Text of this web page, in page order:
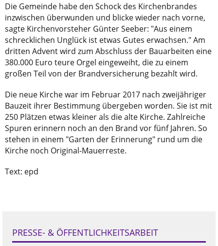
Die Gemeinde habe den Schock des Kirchenbrandes
inzwischen überwunden und blicke wieder nach vorne,
sagte Kirchenvorsteher Günter Seeber: "Aus einem
schrecklichen Unglück ist etwas Gutes erwachsen." Am
dritten Advent wird zum Abschluss der Bauarbeiten eine
380.000 Euro teure Orgel eingeweiht, die zu einem
großen Teil von der Brandversicherung bezahlt wird.
Die neue Kirche war im Februar 2017 nach zweijähriger
Bauzeit ihrer Bestimmung übergeben worden. Sie ist mit
250 Plätzen etwas kleiner als die alte Kirche. Zahlreiche
Spuren erinnern noch an den Brand vor fünf Jahren. So
stehen in einem "Garten der Erinnerung" rund um die
Kirche noch Original-Mauerreste.
Text: epd
PRESSE- & ÖFFENTLICHKEITSARBEIT